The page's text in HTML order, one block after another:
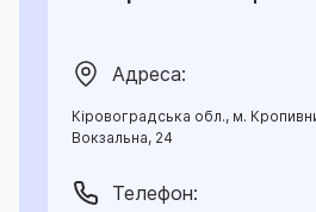
Адреса:
Кіровоградська обл., м.
Вокзальна, 24
Телефон: